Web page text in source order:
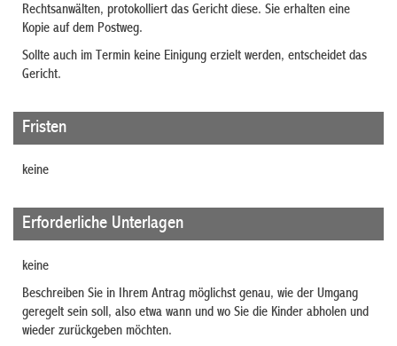
Rechtsanwälten, protokolliert das Gericht diese. Sie erhalten eine
Kopie auf dem Postweg.
Sollte auch im Termin keine Einigung erzielt werden, entscheidet das
Gericht.
Fristen
keine
Erforderliche Unterlagen
keine
Beschreiben Sie in Ihrem Antrag möglichst genau, wie der Umgang
geregelt sein soll, also etwa wann und wo Sie die Kinder abholen und
wieder zurückgeben möchten.